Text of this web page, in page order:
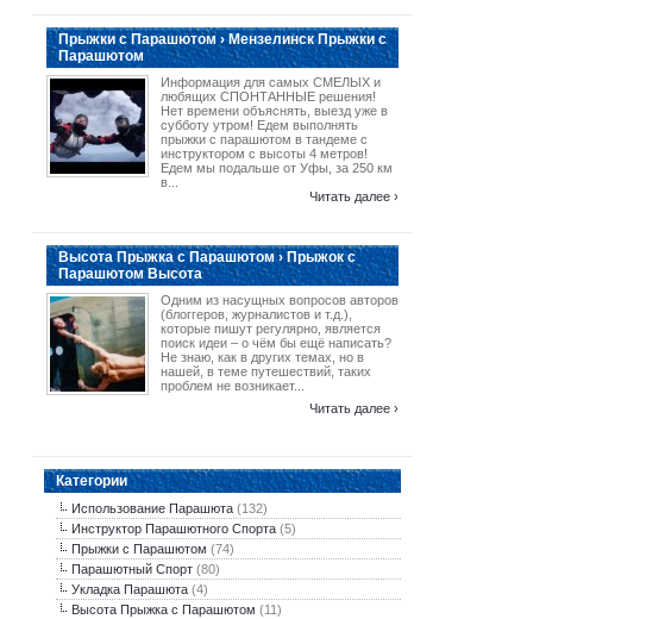
Прыжки с Парашютом › Мензелинск Прыжки с
Парашютом
Информация для самых СМЕЛЫХ и
любящих СПОНТАННЫЕ решения!
Нет времени объяснять, выезд уже в
субботу утром! Едем выполнять
прыжки с парашютом в тандеме с
инструктором с высоты 4 метров!
Едем мы подальше от Уфы, за 250 км
в...
Читать далее ›
Высота Прыжка с Парашютом › Прыжок с
Парашютом Высота
Одним из насущных вопросов авторов
(блоггеров, журналистов и т.д.),
которые пишут регулярно, является
поиск идеи – о чём бы ещё написать?
Не знаю, как в других темах, но в
нашей, в теме путешествий, таких
проблем не возникает...
Читать далее ›
Категории
Использование Парашюта (132)
Инструктор Парашютного Спорта (5)
Прыжки с Парашютом (74)
Парашютный Спорт (80)
Укладка Парашюта (4)
Высота Прыжка с Парашютом (11)